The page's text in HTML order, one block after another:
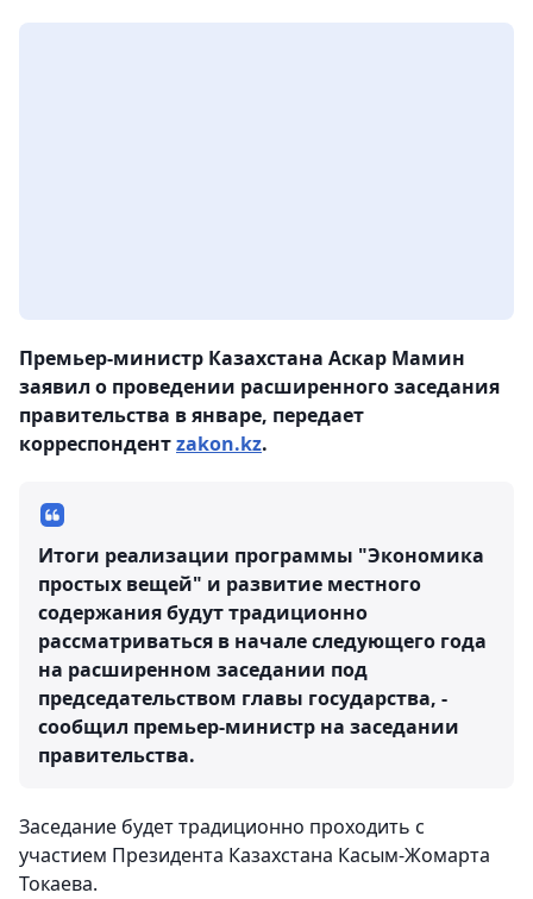
Премьер-министр Казахстана Аскар Мамин
заявил о проведении расширенного заседания
правительства в январе, передает
корреспондентzakon.kz.
Итоги реализации программы "Экономика
простых вещей" и развитие местного
содержания будут традиционно
рассматриваться в начале следующего года
на расширенном заседании под
председательством главы государства, -
сообщил премьер-министр на заседании
правительства.
Заседание будет традиционно проходить с
участием Президента Казахстана Касым-Жомарта
Токаева.